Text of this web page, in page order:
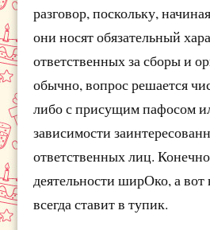
разговор, поскольку,
они носят обязательный
ответственных за сборы и
обычно, вопрос решается
либо с присущим пафосом
зависимости
ответственных лиц.
деятельности ширОко, а вот
всегда ставит в тупик.